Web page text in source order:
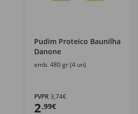
Pudim Proteico Baunilha
Danone
emb. 480 gr (4 un)
PVPR3,74€
2,99€